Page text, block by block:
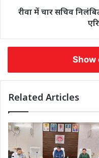
रीवा में चार सचिव
Show
Related Articles